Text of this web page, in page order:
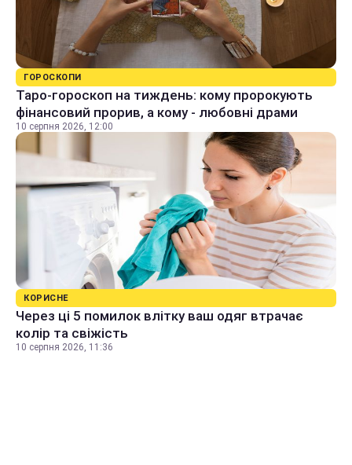
ГОРОСКОПИ
Таро-гороскоп на тиждень: кому пророкують
фінансовий прорив, а кому - любовні драми
10 серпня 2026, 12:00
КОРИСНЕ
Через ці 5 помилок влітку ваш одяг втрачає
колір та свіжість
10 серпня 2026, 11:36